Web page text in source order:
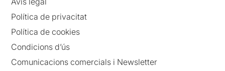
Política de privacitat
Política de cookies
Condicions d’ús
Comunicacions comercials i Newsletter